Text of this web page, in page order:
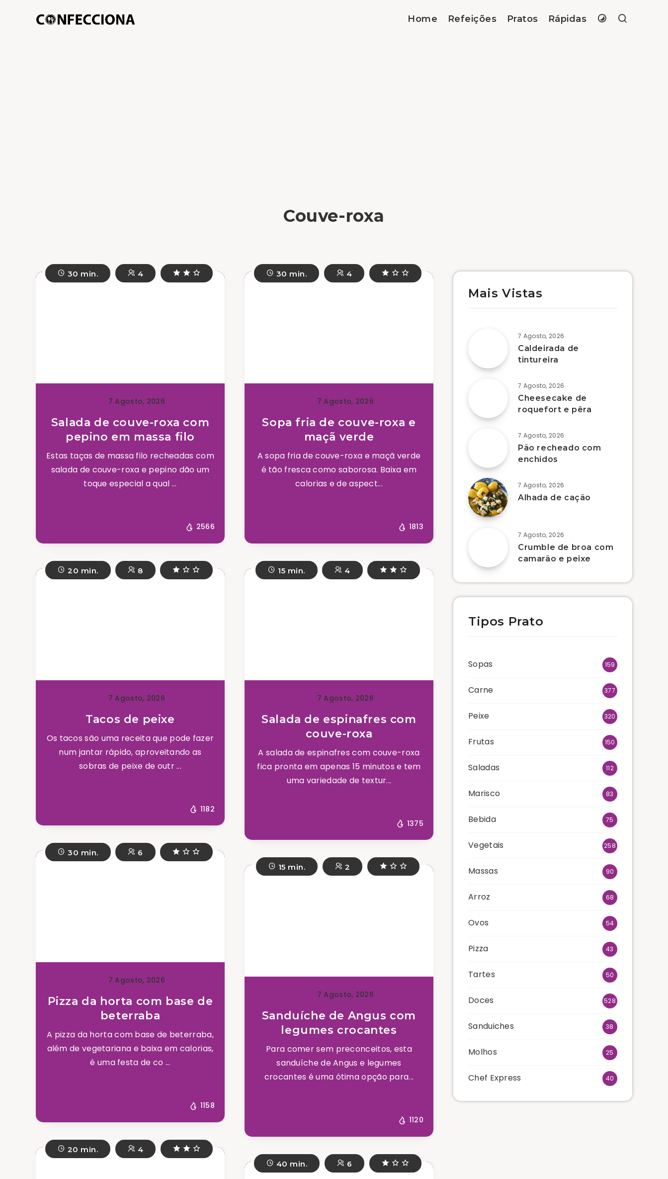
Home Refeições Pratos Rápidas
Couve-roxa
30 min. 4
7 Agosto, 2026
Salada de couve-roxa com
pepino em massa filo
Estas taças de massa filo recheadas com
salada de couve-roxa e pepino dão um
toque especial a qual ...
2566
30 min. 4
7 Agosto, 2026
Sopa fria de couve-roxa e
maçã verde
A sopa fria de couve-roxa e maçã verde
é tão fresca como saborosa. Baixa em
calorias e de aspect...
1813
20 min. 8
7 Agosto, 2026
Tacos de peixe
Os tacos são uma receita que pode fazer
num jantar rápido, aproveitando as
sobras de peixe de outr ...
1182
15 min. 4
7 Agosto, 2026
Salada de espinafres com
couve-roxa
A salada de espinafres com couve-roxa
fica pronta em apenas 15 minutos e tem
uma variedade de textur...
1375
30 min. 6
7 Agosto, 2026
Pizza da horta com base de
beterraba
A pizza da horta com base de beterraba,
além de vegetariana e baixa em calorias,
é uma festa de co ...
1158
15 min. 2
7 Agosto, 2026
Sanduíche de Angus com
legumes crocantes
Para comer sem preconceitos, esta
sanduíche de Angus e legumes
crocantes é uma ótima opção para...
1120
20 min. 4
40 min. 6
Mais Vistas
7 Agosto, 2026
Caldeirada de
tintureira
7 Agosto, 2026
Cheesecake de
roquefort e pêra
7 Agosto, 2026
Pão recheado com
enchidos
7 Agosto, 2026
Alhada de cação
7 Agosto, 2026
Crumble de broa com
camarão e peixe
Tipos Prato
Sopas 159
Carne 377
Peixe 320
Frutas 150
Saladas 112
Marisco 83
Bebida 75
Vegetais 258
Massas 90
Arroz 68
Ovos 54
Pizza 43
Tartes 50
Doces 528
Sanduiches 38
Molhos 25
Chef Express 40